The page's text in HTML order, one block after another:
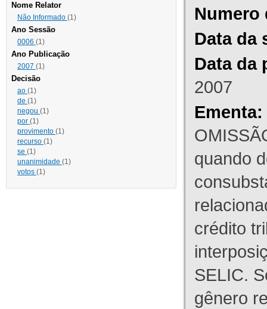
Nome Relator
Não Informado (1)
Ano Sessão
0006 (1)
Ano Publicação
2007 (1)
Decisão
ao (1)
de (1)
negou (1)
por (1)
provimento (1)
recurso (1)
se (1)
unanimidade (1)
votos (1)
Numero
Data da
Data da
2007
Ementa:
quando
crédito
SELIC.
gênero